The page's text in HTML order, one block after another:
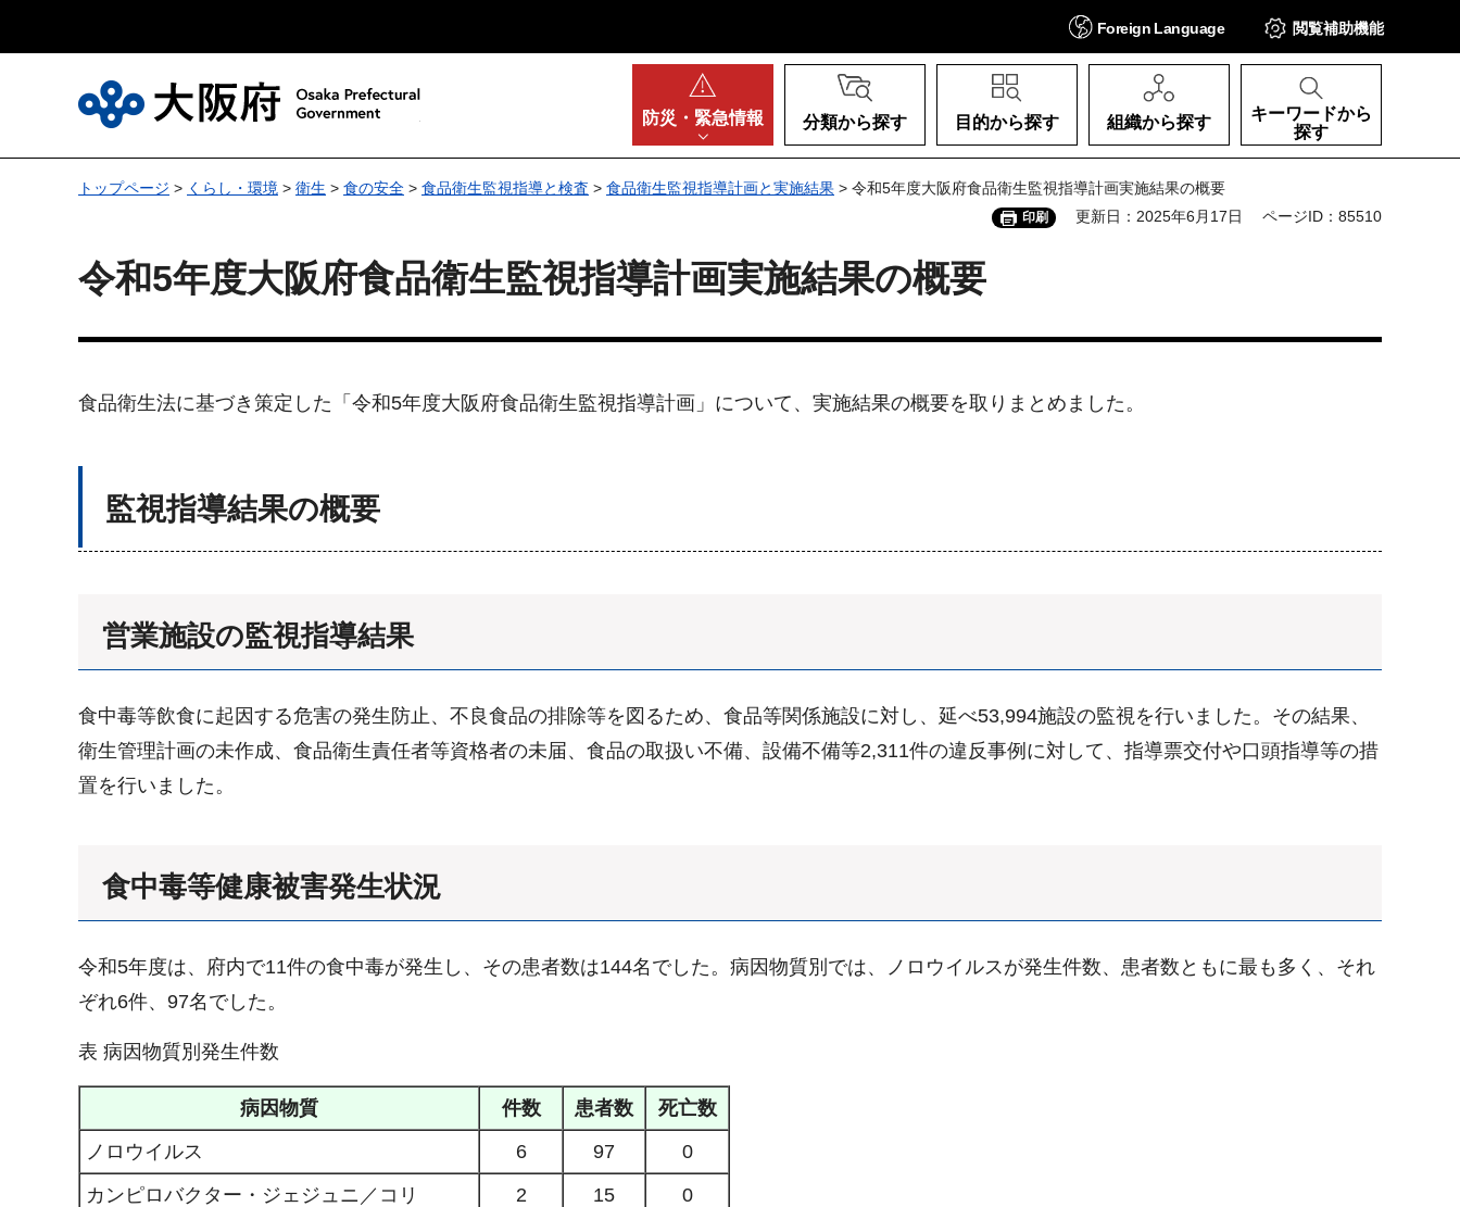
Foreign Language 閲覧補助機能
防災・ 緊急情報 分類から探す 目的から探す 組織から探す
キーワードから
探す
トップページ > くらし・環境 > 衛生 > 食の安全 > 食品衛生監視指導と検査 > 食品衛生監視指導計画と実施結果 > 令和5年度大阪府食品衛生監視指導計画実施結果の概要
印刷 更新日：2025年6月17日 ページID：85510
令和5年度大阪府食品衛生監視指導計画実施結果の概要
食品衛生法に基づき策定した「令和5年度大阪府食品衛生監視指導計画」について、実施結果の概要を取りまとめました。
監視指導結果の概要
営業施設の監視指導結果
食中毒等飲食に起因する危害の発生防止、不良食品の排除等を図るため、食品等関係施設に対し、延べ53,994施設の監視を行いました。その結果、
衛生管理計画の未作成、食品衛生責任者等資格者の未届、食品の取扱い不備、設備不備等2,311件の違反事例に対して、指導票交付や口頭指導等の措
置を行いました。
食中毒等健康被害発生状況
令和5年度は、府内で11件の食中毒が発生し、その患者数は144名でした。病因物質別では、ノロウイルスが発生件数、患者数ともに最も多く、それ
ぞれ6件、97名でした。
表 病因物質別発生件数
病因物質 件数 患者数
死亡数
ノロウイルス
6 97
0
カンピロバクター・ジェジュニ／コリ
2 15
0